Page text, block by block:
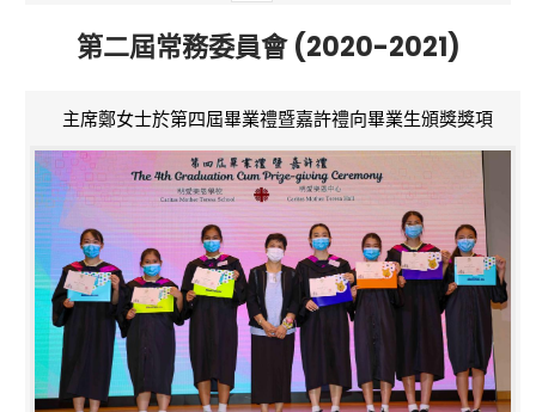
第二屆常務委員會 (2020-2021)
主席鄭女士於第四屆畢業禮暨嘉許禮向畢業生頒獎獎項